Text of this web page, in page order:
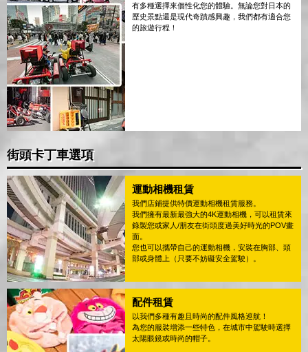
有多種選擇來個性化您的體驗。無論您對日本的
歷史景點還是現代奇蹟感興趣，我們都有適合您
的旅遊行程！
街頭卡丁車選項
運動相機租賃
我們店鋪提供特價運動相機租賃服務。
我們擁有最新最強大的4K運動相機，可以租賃來
錄製您或家人/朋友在街頭度過美好時光的POV畫
面。
您也可以攜帶自己的運動相機，安裝在胸部、頭
部或身體上（只要不妨礙安全駕駛）。
配件租賃
以我們多種有趣且時尚的配件風格巡航！
為您的服裝增添一些特色，在城市中駕駛時選擇
太陽眼鏡或時尚的帽子。